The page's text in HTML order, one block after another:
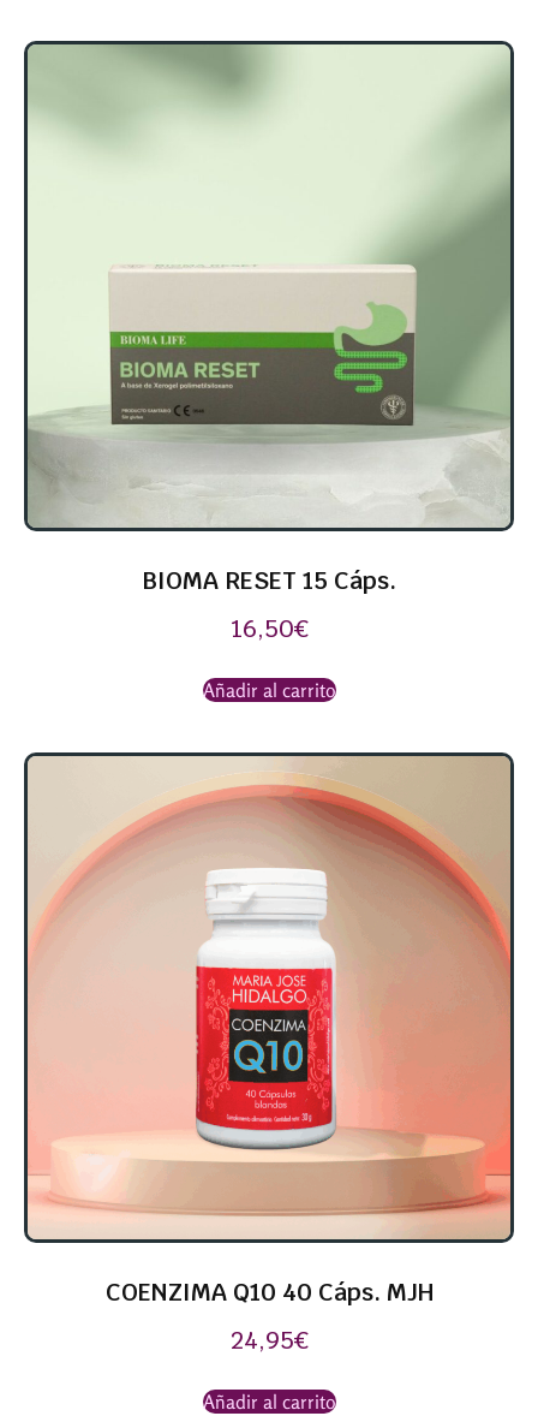
BIOMA RESET 15 Cáps.
16,50€
Añadir al carrito
COENZIMA Q10 40 Cáps. MJH
24,95€
Añadir al carrito